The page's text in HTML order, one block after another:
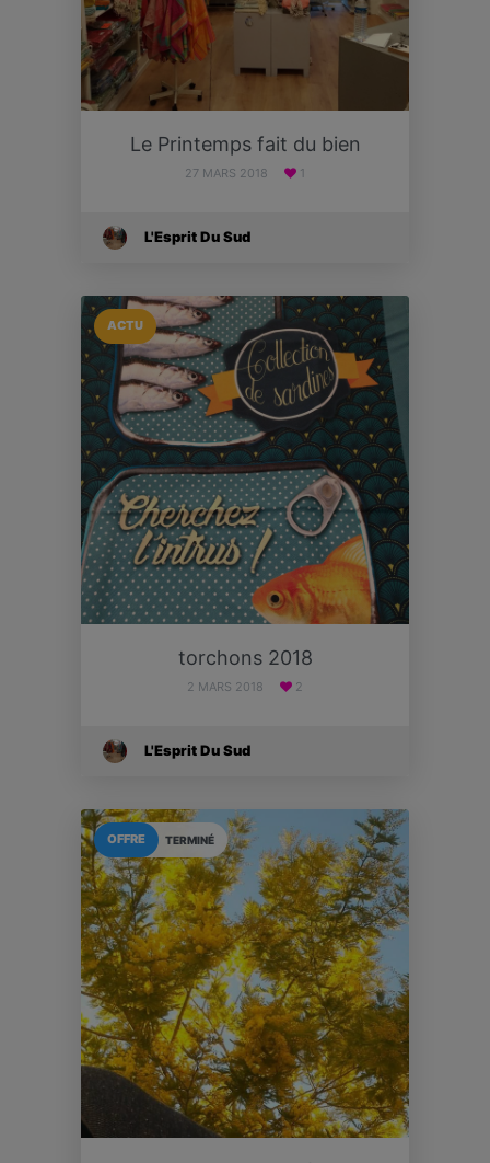
Le Printemps fait du bien
27 MARS 2018 1
L'Esprit Du Sud
ACTU
torchons 2018
2 MARS 2018 2
L'Esprit Du Sud
TERMINÉ
OFFRE